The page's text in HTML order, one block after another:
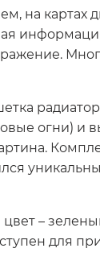
на картах
огни) и
–
для